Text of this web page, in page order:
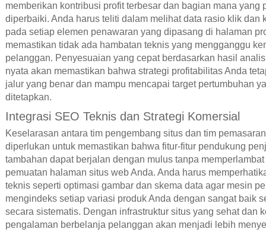
memberikan kontribusi profit terbesar dan bagian mana yang
diperbaiki. Anda harus teliti dalam melihat data rasio klik dan
pada setiap elemen penawaran yang dipasang di halaman
memastikan tidak ada hambatan teknis yang mengganggu
pelanggan. Penyesuaian yang cepat berdasarkan hasil
nyata akan memastikan bahwa strategi profitabilitas Anda
jalur yang benar dan mampu mencapai target pertumbuhan
ditetapkan.
Integrasi SEO Teknis dan Strategi Komersial
Keselarasan antara tim pengembang situs dan tim
diperlukan untuk memastikan bahwa fitur-fitur pendukung
tambahan dapat berjalan dengan mulus tanpa
pemuatan halaman situs web Anda. Anda harus
teknis seperti optimasi gambar dan skema data agar mesin
mengindeks setiap variasi produk Anda dengan sangat baik
secara sistematis. Dengan infrastruktur situs yang sehat dan
pengalaman berbelanja pelanggan akan menjadi lebih